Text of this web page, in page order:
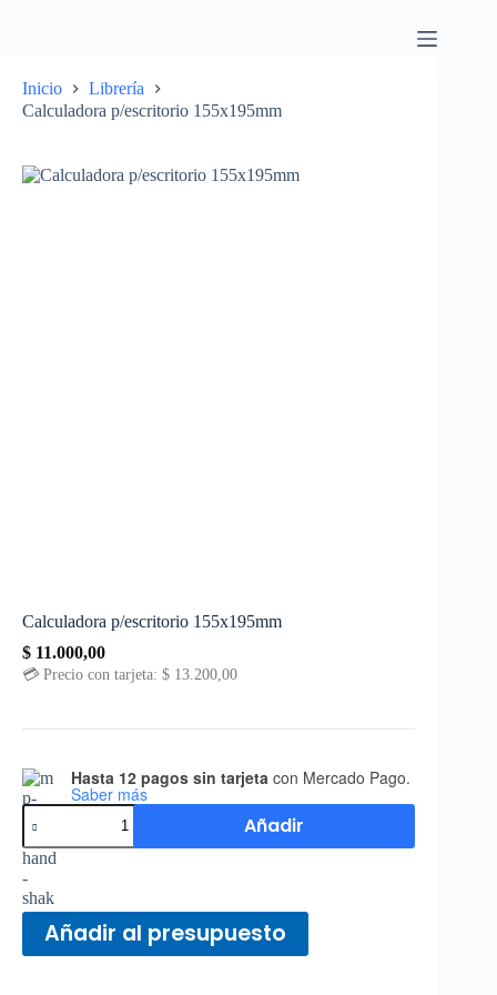
Inicio
Librería
Calculadora p/escritorio 155x195mm
Calculadora p/escritorio 155x195mm
$ 11.000,00
💳 Precio con tarjeta: $ 13.200,00
Hasta 12 pagos sin tarjeta con Mercado Pago.
Saber más
Añadir
Añadir al presupuesto